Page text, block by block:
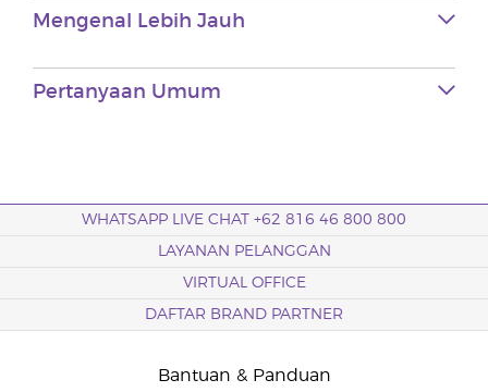
Mengenal Lebih Jauh
Pertanyaan Umum
WHATSAPP LIVE CHAT +62 816 46 800 800
LAYANAN PELANGGAN
VIRTUAL OFFICE
DAFTAR BRAND PARTNER
Bantuan & Panduan